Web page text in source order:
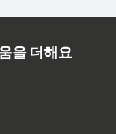
을 더해요